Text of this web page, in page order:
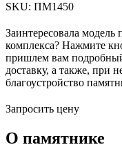
SKU: ПМ1450
Заинтересовала
комплекса? Нажмите
пришлем вам подробный
доставку, а также, при
благоустройство
Запросить цену
О памятнике